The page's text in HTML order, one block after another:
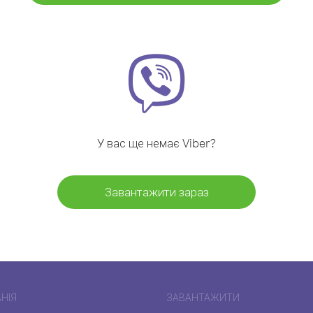
У вас ще немає Viber?
Завантажити зараз
ЗАВАНТАЖИТИ